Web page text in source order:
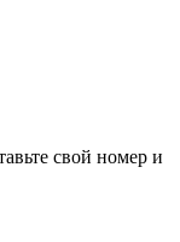
свой номер и